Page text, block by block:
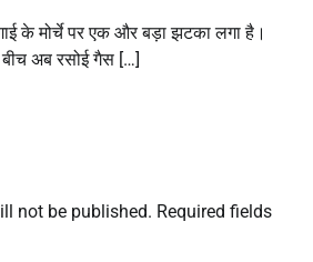
के मोर्चे पर एक और बड़ा झटका लगा है।
अब रसोई गैस […]
not be published. Required fields